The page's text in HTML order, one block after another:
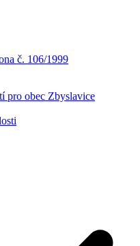
č. 106/1999
pro obec Zbyslavice